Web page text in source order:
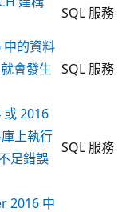
SQL 服務
中的資料
會發生 SQL 服務
或 2016
上執行
足錯誤
SQL 服務
2016 中